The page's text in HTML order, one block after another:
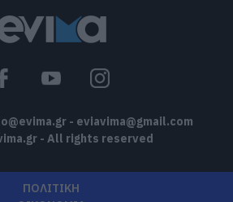
- eviavima@gmail.com
- All rights reserved
ΠΟΛΙΤΙΚΗ